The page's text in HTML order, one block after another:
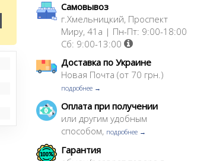
Самовывоз
г.Хмельницкий, Проспект
Миру, 41а | Пн-Пт: 9:00-18:00
Сб: 9:00-13:00
Доставка по Украине
Новая Почта (от 70 грн.)
подробнее →
Оплата при получении
или другим удобным
способом, подробнее →
Гарантия